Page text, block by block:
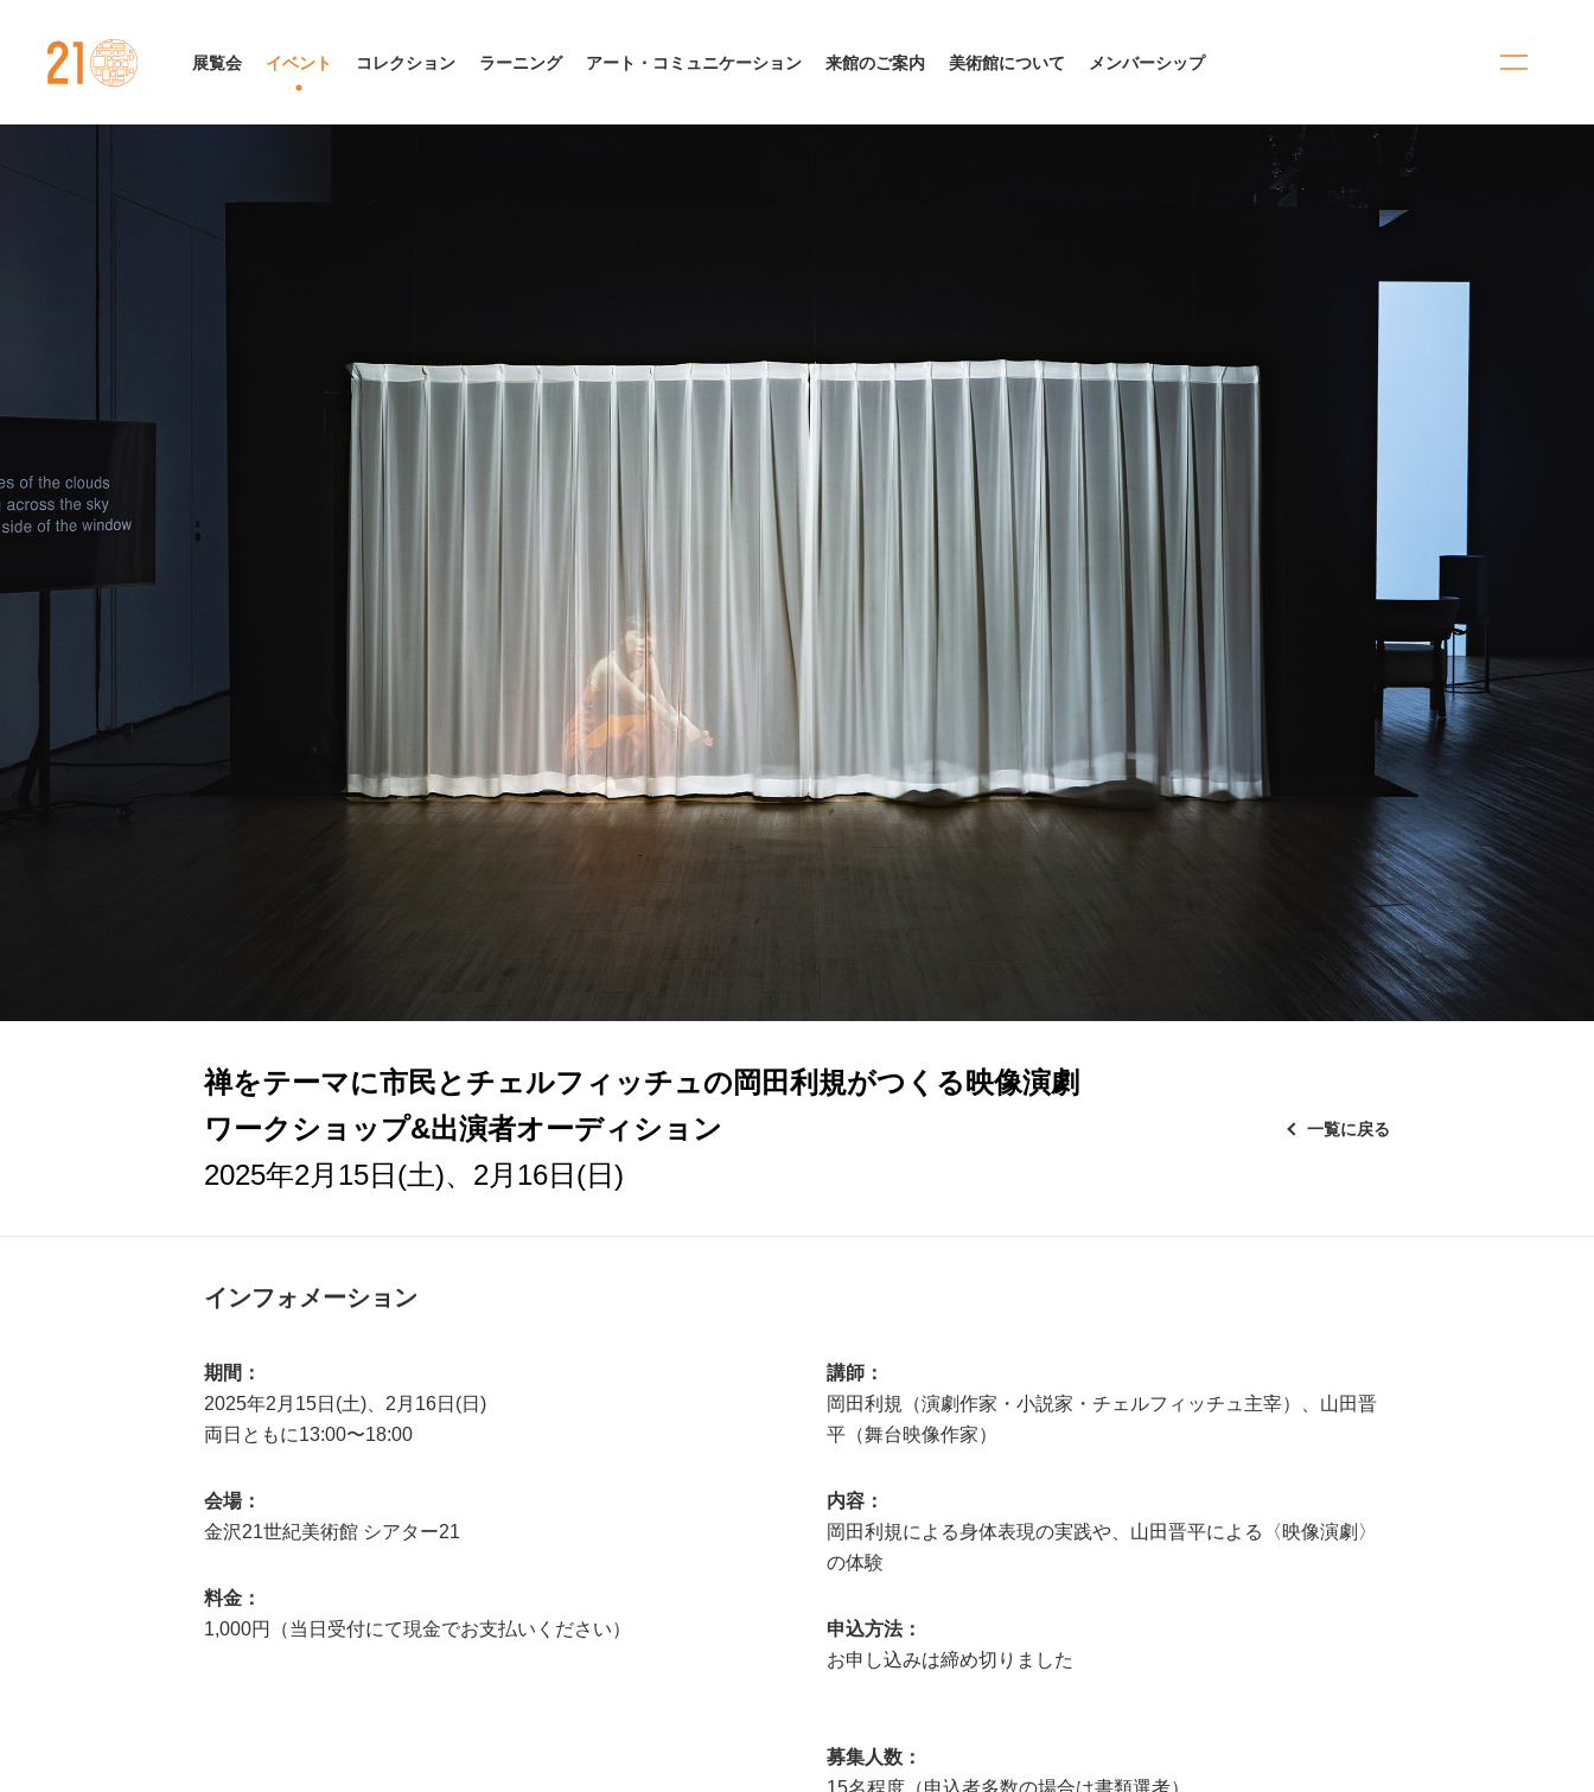
金沢21世紀美術館
展覧会 イベント コレクション ラーニング アート・コミュニケーション 来館のご案内 美術館について メンバーシップ
禅をテーマに市民とチェルフィッチュの岡田利規がつくる映像演劇
ワークショップ&出演者オーディション
2025年2月15日(土)、2月16日(日)
一覧に戻る
インフォメーション
期間：
2025年2月15日(土)、2月16日(日)
両日ともに13:00〜18:00
会場：
金沢21世紀美術館 シアター21
料金：
1,000円（当日受付にて現金でお支払いください）
講師：
岡田利規（演劇作家・小説家・チェルフィッチュ主宰）、山田晋
平（舞台映像作家）
内容：
岡田利規による身体表現の実践や、山田晋平による〈映像演劇〉
の体験
申込方法：
お申し込みは締め切りました
募集人数：
15名程度（申込者多数の場合は書類選考）